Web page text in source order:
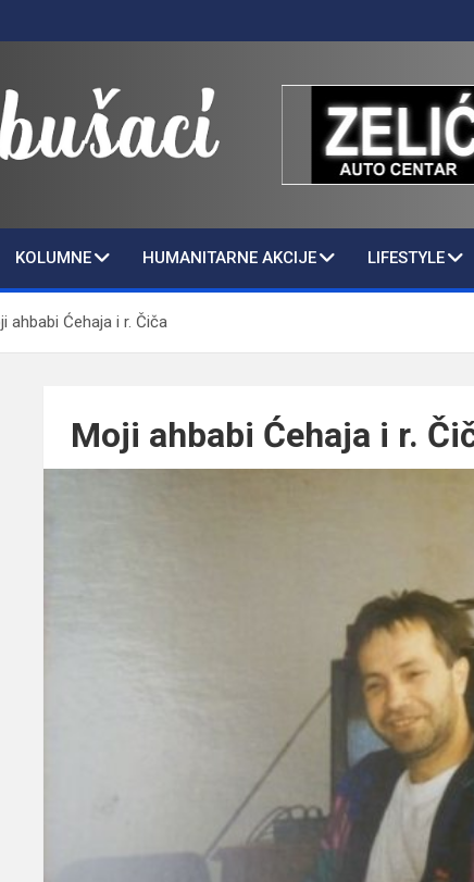
KOLUMNE HUMANITARNE AKCIJE LIFESTYLE
ahbabi Ćehaja i r. Čiča
Moji ahbabi Ćehaja i r.